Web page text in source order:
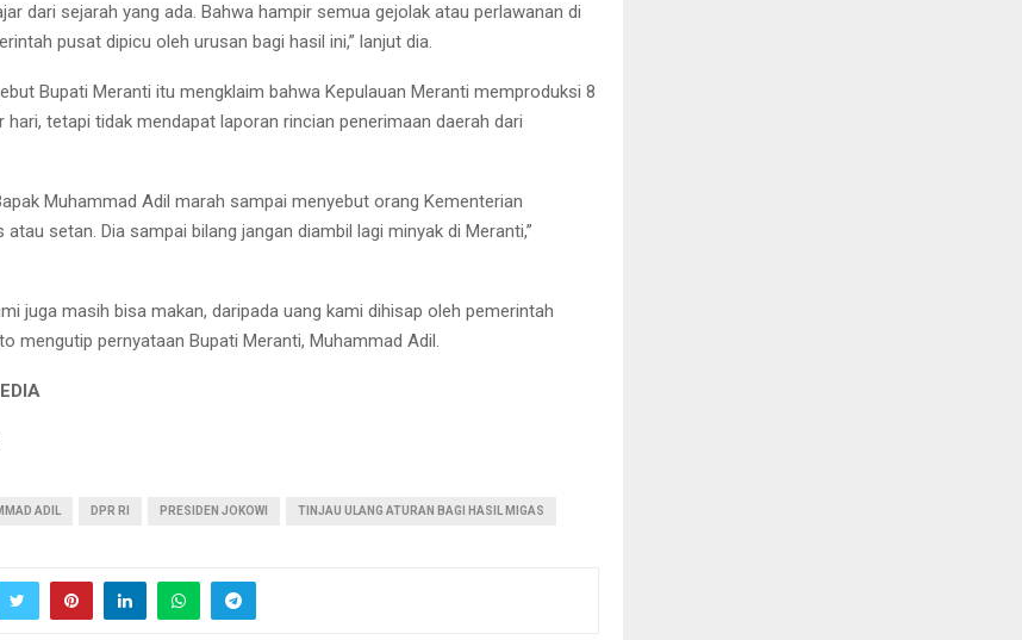
dari sejarah yang ada. Bahwa hampir semua gejolak atau perlawanan di
pusat dipicu oleh urusan bagi hasil ini,” lanjut dia.
Bupati Meranti itu mengklaim bahwa Kepulauan Meranti memproduksi 8
hari, tetapi tidak mendapat laporan rincian penerimaan daerah dari
Muhammad Adil marah sampai menyebut orang Kementerian
atau setan. Dia sampai bilang jangan diambil lagi minyak di Meranti,”
juga masih bisa makan, daripada uang kami dihisap oleh pemerintah
mengutip pernyataan Bupati Meranti, Muhammad Adil.
ADIL DPR RI PRESIDEN JOKOWI TINJAU ULANG ATURAN BAGI HASIL MIGAS